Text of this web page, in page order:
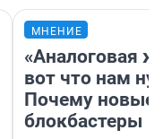
МНЕНИЕ
«Аналоговая
вот что нам
Почему новые
блокбастеры